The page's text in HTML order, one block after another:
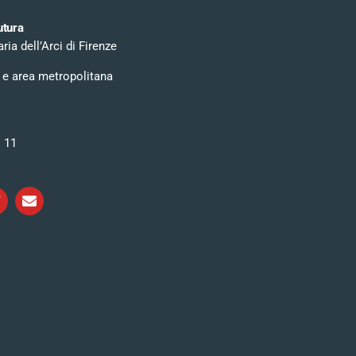
dell’Arci di Firenze
area metropolitana
11